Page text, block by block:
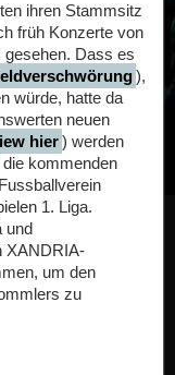
ihren Stammsitz
früh Konzerte von
gesehen. Dass es
),
würde, hatte da
neuen
hier) werden
kommenden
1. Liga.
und
XANDRIA-
um den
zu